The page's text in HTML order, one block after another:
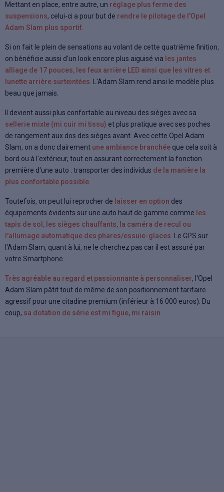
Mettant en place, entre autre, un réglage plus ferme des
suspensions, celui-ci a pour but de rendre le pilotage de l'Opel
Adam Slam plus sportif
Si on fait le plein de sensations au volant de cette quatrième finition,
on bénéficie aussi d'un look encore plus aiguisé via les jantes
alliage de 17 pouces, les feux arrière LED ainsi que les vitres et
lunette arrière surteintées . L'Adam Slam rend ainsi le modèle plus
beau que jamais.
Il devient aussi plus confortable au niveau des sièges avec sa
sellerie mixte (mi cuir mi tissu) et plus pratique avec ses poches
de rangement aux dos des sièges avant. Avec cette Opel Adam
Slam, on a donc clairement une ambiance branchée que cela soit à
bord ou à l'extérieur, tout en assurant correctement la fonction
première d'une auto : transporter des individus de la manière la
plus confortable possible
Toutefois, on peut lui reprocher de laisser en option des
équipements évidents sur une auto haut de gamme comme les
tapis de sol, les sièges chauffants, la caméra de recul ou
l'allumage automatique des phares/essuie-glaces . Le GPS sur
l'Adam Slam, quant à lui, ne le cherchez pas car il est assuré par
votre Smartphone.
Très agréable au regard et passionnante à personnaliser, l'Opel
Adam Slam pâtit tout de même de son positionnement tarifaire
agressif pour une citadine premium (inférieur à 16 000 euros). Du
coup, sa dotation de série est mi figue, mi raisin